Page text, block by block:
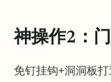
神操作2：
免钉挂钩+洞洞板